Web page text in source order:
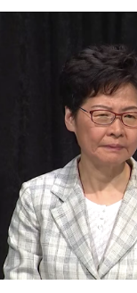
普料美伊戰事快結
售股自救後再出手 斥